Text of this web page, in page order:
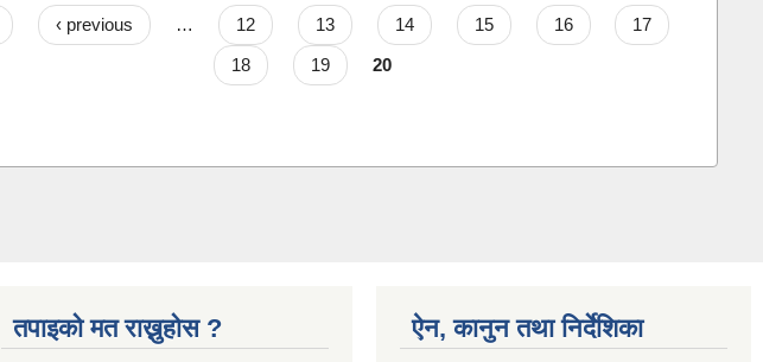
‹ previous … 12 13 14 15 16
17
18
19 20
तपाइको मत राख्नुहोस ? ऐन, कानुन तथा निर्देशिका